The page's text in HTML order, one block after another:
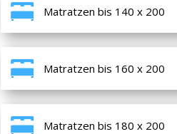
Matratzen bis 140 x 200
Matratzen bis 160 x 200
Matratzen bis 180 x 200